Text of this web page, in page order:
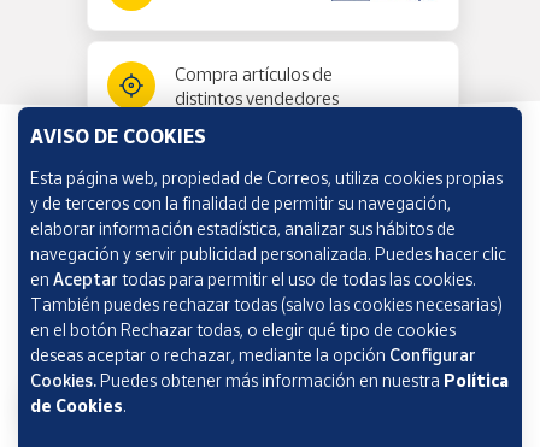
Compra artículos de
distintos vendedores
Información y ayuda
Correos Market
AVISO DE COOKIES
Esta página web, propiedad de Correos, utiliza cookies propias
y de terceros con la finalidad de permitir su navegación,
elaborar información estadística, analizar sus hábitos de
navegación y servir publicidad personalizada. Puedes hacer clic
en Aceptar todas para permitir el uso de todas las cookies.
También puedes rechazar todas (salvo las cookies necesarias)
en el botón Rechazar todas, o elegir qué tipo de cookies
deseas aceptar o rechazar, mediante la opción Configurar
Cookies.Puedes obtener más información en nuestra Política
de Cookies.